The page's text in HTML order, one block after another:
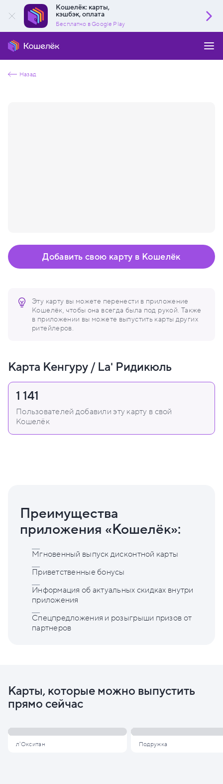
Кошелёк: карты,
кэшбэк, оплата
Бесплатно в Google Play
Назад
Эту карту вы можете перенести в приложение
Кошелёк, чтобы она всегда была под рукой. Также
в приложении вы можете выпустить карты других
ритейлеров.
Добавить свою карту в Кошелёк
Карта Кенгуру / La' Ридикюль
1 141
Пользователей добавили эту карту в свой
Кошелёк
Преимущества
приложения «Кошелёк»:
Мгновенный выпуск дисконтной карты
Приветственные бонусы
Информация об актуальных скидках внутри
приложения
Спецпредложения и розыгрыши призов от
партнеров
Карты, которые можно выпустить
прямо сейчас
л'Окситан Подружка